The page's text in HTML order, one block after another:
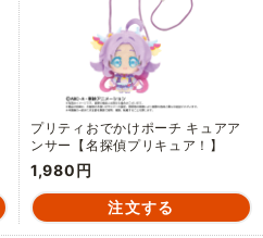
プリティおでかけポーチ キュアア
ンサー【名探偵プリキュア！】
1,980円